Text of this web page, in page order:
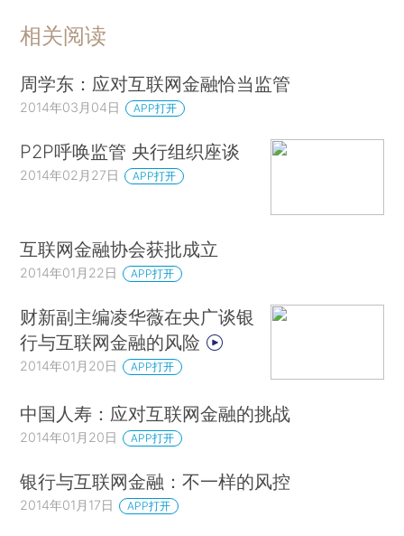
相关阅读
周学东：应对互联网金融恰当监管
2014年03月04日 APP打开
P2P呼唤监管 央行组织座谈
2014年02月27日 APP打开
互联网金融协会获批成立
2014年01月22日 APP打开
财新副主编凌华薇在央广谈银
行与互联网金融的风险
2014年01月20日 APP打开
中国人寿：应对互联网金融的挑战
2014年01月20日 APP打开
银行与互联网金融：不一样的风控
2014年01月17日 APP打开